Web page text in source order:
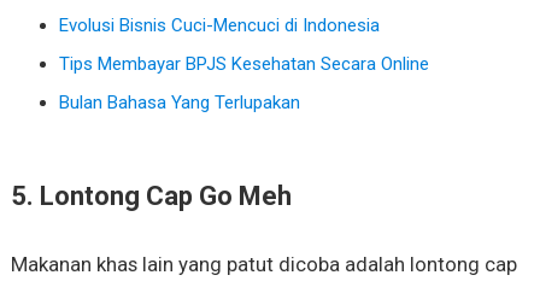
Evolusi Bisnis Cuci-Mencuci di Indonesia
Tips Membayar BPJS Kesehatan Secara Online
Bulan Bahasa Yang Terlupakan
5. Lontong Cap Go Meh
Makanan khas lain yang patut dicoba adalah lontong cap